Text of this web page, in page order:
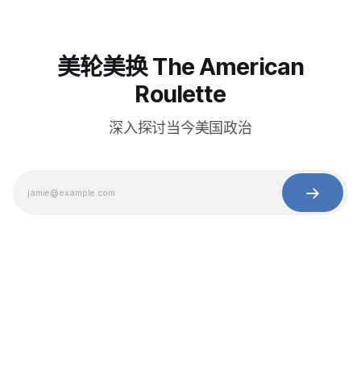
美轮美换 The American
Roulette
深入探讨当今美国政治